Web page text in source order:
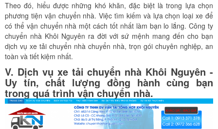
Theo đó, hiểu được những khó khăn, đặc biệt là trong lựa chọn
phương tiện vận chuyển nhà. Việc tìm kiếm và lựa chọn loại xe để
có thể vận chuyển nhà một cách tốt nhất làm bạn lo lắng. Công ty
chuyển nhà Khôi Nguyên ra đời với sứ mệnh mang đến cho bạn
dịch vụ xe tải chuyển nhà chuyển nhà, trọn gói chuyên nghiệp, an
toàn và tiết kiệm nhất.
V. Dịch vụ xe tải chuyển nhà Khôi Nguyên -
Uy tín, chất lượng đồng hành cùng bạn
trong quá trình vận chuyển nhà.